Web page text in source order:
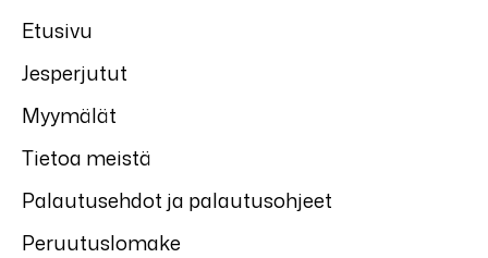
Etusivu
Jesperjutut
Myymälät
Tietoa meistä
Palautusehdot ja palautusohjeet
Peruutuslomake